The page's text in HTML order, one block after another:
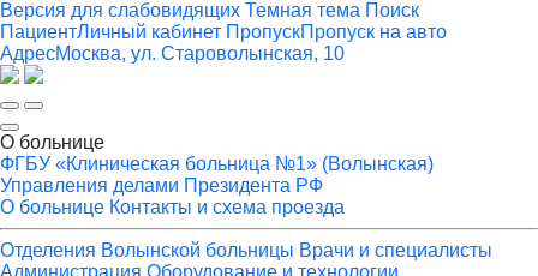
Версия для слабовидящих Темная тема Поиск
ПациентЛичный кабинет ПропускПропуск на авто
АдресМосква, ул. Староволынская, 10
О больнице
ФГБУ «Клиническая больница №1» (Волынская)
Управления делами Президента РФ
О больнице Контакты и схема проезда
Отделения Волынской больницы Врачи и специалисты
Администрация Оборудование и технологии